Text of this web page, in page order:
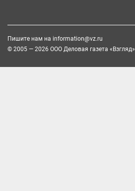
Пишите нам на information@vz.ru
© 2005 — 2026 ООО Деловая газета «Взгляд»